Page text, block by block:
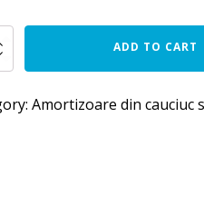
ADD TO CART
Amortizoare din cauciuc